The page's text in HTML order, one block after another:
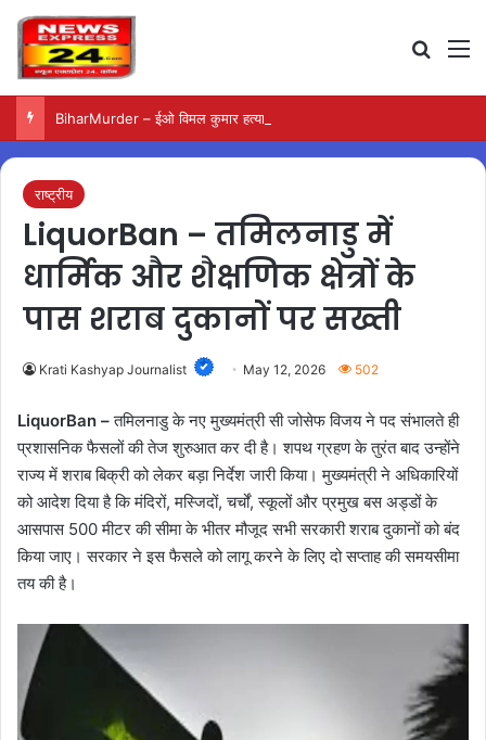
राष्ट्रीय
LiquorBan – तमिलनाडु में
धार्मिक और शैक्षणिक क्षेत्रों के
पास शराब दुकानों पर सख्ती
Krati Kashyap Journalist May 12, 2026 502
LiquorBan –तमिलनाडु के नए मुख्यमंत्री सी जोसेफ विजय ने पद संभालते ही
प्रशासनिक फैसलों की तेज शुरुआत कर दी है। शपथ ग्रहण के तुरंत बाद उन्होंने
राज्य में शराब बिक्री को लेकर बड़ा निर्देश जारी किया। मुख्यमंत्री ने अधिकारियों
को आदेश दिया है कि मंदिरों, मस्जिदों, चर्चों, स्कूलों और प्रमुख बस अड्डों के
आसपास 500 मीटर की सीमा के भीतर मौजूद सभी सरकारी शराब दुकानों को बंद
किया जाए। सरकार ने इस फैसले को लागू करने के लिए दो सप्ताह की समयसीमा
तय की है।